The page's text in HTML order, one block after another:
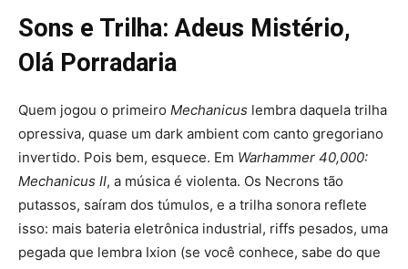
Sons e Trilha: Adeus Mistério,
Olá Porradaria
Quem jogou o primeiro Mechanicus lembra daquela trilha
opressiva, quase um dark ambient com canto gregoriano
invertido. Pois bem, esquece. Em Warhammer 40,000:
Mechanicus II, a música é violenta. Os Necrons tão
putassos, saíram dos túmulos, e a trilha sonora reflete
isso: mais bateria eletrônica industrial, riffs pesados, uma
pegada que lembra Ixion (se você conhece, sabe do que